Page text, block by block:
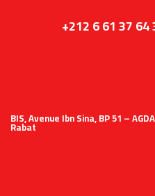
+212 6 61 37
51 BIS, Avenue Ibn Sina, BP 51 –
Rabat